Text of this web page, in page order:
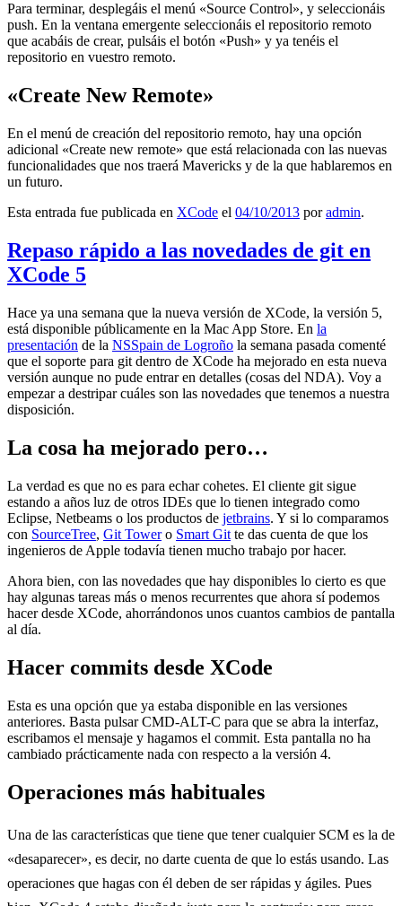
Para terminar, desplegáis el menú «Source Control», y seleccionáis
push. En la ventana emergente seleccionáis el repositorio remoto
que acabáis de crear, pulsáis el botón «Push» y ya tenéis el
repositorio en vuestro remoto.
«Create New Remote»
En el menú de creación del repositorio remoto, hay una opción
adicional «Create new remote» que está relacionada con las nuevas
funcionalidades que nos traerá Mavericks y de la que hablaremos en
un futuro.
Esta entrada fue publicada en XCode el 04/10/2013 poradmin.
Repaso rápido a las novedades de git en
XCode 5
Hace ya una semana que la nueva versión de XCode, la versión 5,
está disponible públicamente en la Mac App Store. En la
presentación de la NSSpain de Logroño la semana pasada comenté
que el soporte para git dentro de XCode ha mejorado en esta nueva
versión aunque no pude entrar en detalles (cosas del NDA). Voy a
empezar a destripar cuáles son las novedades que tenemos a nuestra
disposición.
La cosa ha mejorado pero…
La verdad es que no es para echar cohetes. El cliente git sigue
estando a años luz de otros IDEs que lo tienen integrado como
Eclipse, Netbeams o los productos de jetbrains. Y si lo comparamos
con SourceTree, Git Towero Smart Git te das cuenta de que los
ingenieros de Apple todavía tienen mucho trabajo por hacer.
Ahora bien, con las novedades que hay disponibles lo cierto es que
hay algunas tareas más o menos recurrentes que ahora sí podemos
hacer desde XCode, ahorrándonos unos cuantos cambios de pantalla
al día.
Hacer commits desde XCode
Esta es una opción que ya estaba disponible en las versiones
anteriores. Basta pulsar CMD-ALT-C para que se abra la interfaz,
escribamos el mensaje y hagamos el commit. Esta pantalla no ha
cambiado prácticamente nada con respecto a la versión 4.
Operaciones más habituales
Una de las características que tiene que tener cualquier SCM es la de
«desaparecer», es decir, no darte cuenta de que lo estás usando. Las
operaciones que hagas con él deben de ser rápidas y ágiles. Pues